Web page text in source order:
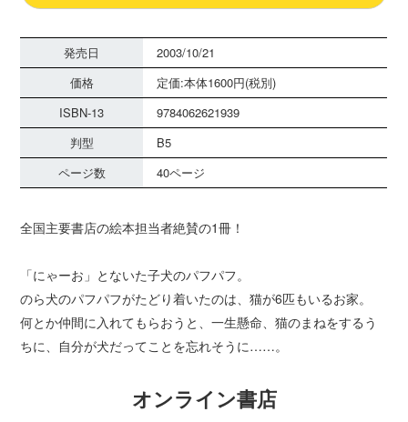
発売日
2003/10/21
価格
定価:本体1600円(税別)
ISBN-13
9784062621939
判型
B5
ページ数
40ページ
全国主要書店の絵本担当者絶賛の1冊！
「にゃーお」とないた子犬のパフパフ。
のら犬のパフパフがたどり着いたのは、猫が6匹もいるお家。
何とか仲間に入れてもらおうと、一生懸命、猫のまねをするう
ちに、自分が犬だってことを忘れそうに……。
オンライン書店